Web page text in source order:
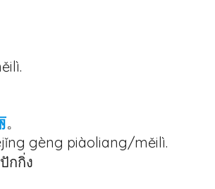
。
gèng piàoliang/měilì.
กกิ่ง